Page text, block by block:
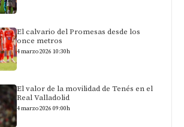
El calvario del Promesas desde los
once metros
4 marzo 2026 10:30h
El valor de la movilidad de Tenés en el
Real Valladolid
4 marzo 2026 09:00h